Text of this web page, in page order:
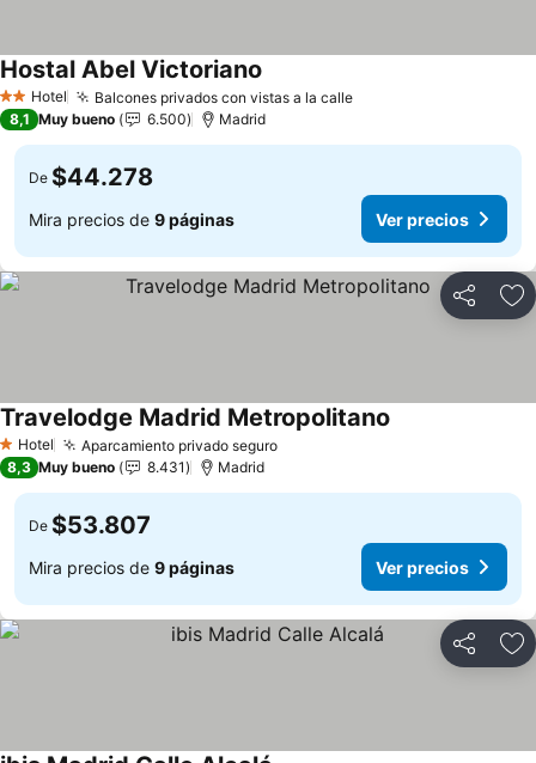
2 Estrellas
Hotel Balcones privados con vistas a la calle
Hostal Abel Victoriano
8,1 Muy bueno 6.500 Madrid
De $44.278
Mira precios de 9 páginas Ver precios
Compartir
1 Estrellas
Hotel Aparcamiento privado seguro
Travelodge Madrid Metropolitano
8,3 Muy bueno 8.431 Madrid
De $53.807
Mira precios de 9 páginas Ver precios
Compartir